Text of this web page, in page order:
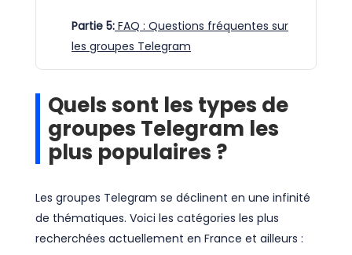
Partie 5: FAQ : Questions fréquentes sur
les groupes Telegram
Quels sont les types de
groupes Telegram les
plus populaires ?
Les groupes Telegram se déclinent en une infinité
de thématiques. Voici les catégories les plus
recherchées actuellement en France et ailleurs :